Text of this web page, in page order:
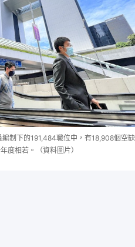
制下的191,484職位中，有18,908個空缺
度相若。（資料圖片）